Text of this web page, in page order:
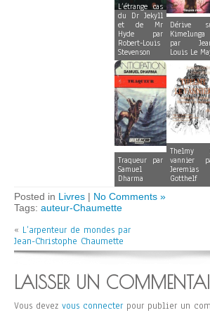
L’étrange cas
du Dr Jekyll
et de Mr
Hyde par
Robert-Louis
Stevenson
Dérive
Kimelunga
par
Louis Le
Traqueur par
Samuel
Dharma
Thelmy
vannier
Jeremias
Gotthelf
Posted in Livres | No Comments »
Tags: auteur-Chaumette
« L’arpenteur de mondes par
Jean-Christophe Chaumette
LAISSER UN
Vous devez vous connecter pour publier un